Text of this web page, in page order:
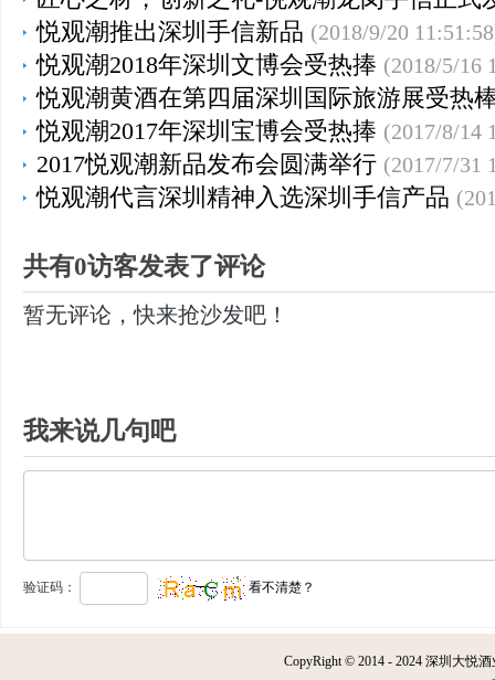
悦观潮推出深圳手信新品 (2018/9/20
悦观潮2018年深圳文博会受热捧 (2018/5/16
悦观潮黄酒在第四届深圳国际旅游展受热
悦观潮2017年深圳宝博会受热捧 (2017/8/14
2017悦观潮新品发布会圆满举行 (2017/7/31
悦观潮代言深圳精神入选深圳手信产品
共有0访客发表了评论
暂无评论，快来抢沙发吧！
我来说几句吧
验证码： 看不清楚？
CopyRight © 2014 - 2024 深圳大悦